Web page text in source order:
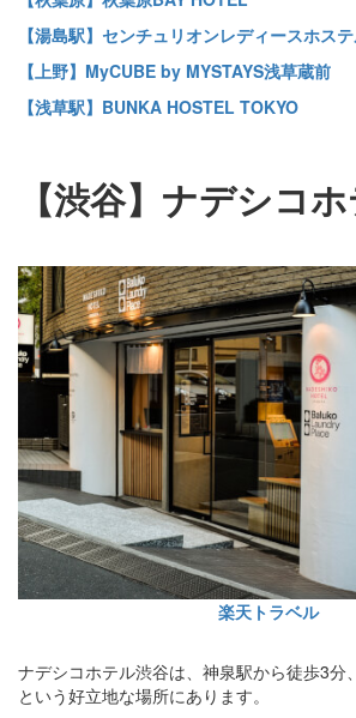
【湯島駅】センチュリオンレディースホス
【上野】MyCUBE by MYSTAYS浅草蔵前
【浅草駅】BUNKA HOSTEL TOKYO
【渋谷】ナデシコ
楽天トラベル
ナデシコホテル渋谷は、神泉駅から徒歩3分
という好立地な場所にあります。